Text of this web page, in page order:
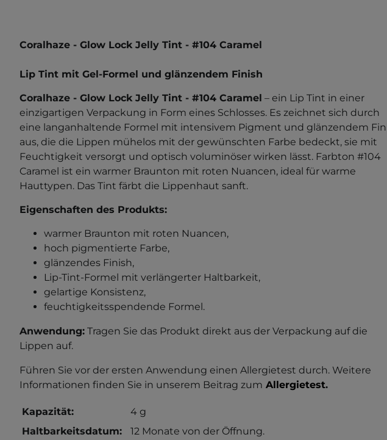
Coralhaze - Glow Lock Jelly Tint - #104 Caramel
Lip Tint mit Gel-Formel und glänzendem Finish
Coralhaze - Glow Lock Jelly Tint - #104 Caramel – ein Lip Tint in einer
einzigartigen Verpackung in Form eines Schlosses. Es zeichnet sich durch
eine langanhaltende Formel mit intensivem Pigment und glänzendem
aus, die die Lippen mühelos mit der gewünschten Farbe bedeckt, sie mit
Feuchtigkeit versorgt und optisch voluminöser wirken lässt. Farbton #104
Caramel ist ein warmer Braunton mit roten Nuancen, ideal für warme
Hauttypen. Das Tint färbt die Lippenhaut sanft.
Eigenschaften des Produkts:
warmer Braunton mit roten Nuancen,
hoch pigmentierte Farbe,
glänzendes Finish,
Lip-Tint-Formel mit verlängerter Haltbarkeit,
gelartige Konsistenz,
feuchtigkeitsspendende Formel.
Anwendung: Tragen Sie das Produkt direkt aus der Verpackung auf die
Lippen auf.
Führen Sie vor der ersten Anwendung einen Allergietest durch. Weitere
Informationen finden Sie in unserem Beitrag zum Allergietest.
Kapazität:
4 g
Haltbarkeitsdatum:
12 Monate von der Öffnung.